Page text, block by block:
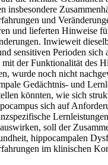
insbesondere
und
und lieferten Hinweise
Inwieweit
sensitiven Perioden sich
der Funktionalität des
wurde noch nicht
Gedächtnis- und
könnten, wie sich
sich auf
soll der
hippocampalen
im klinischen